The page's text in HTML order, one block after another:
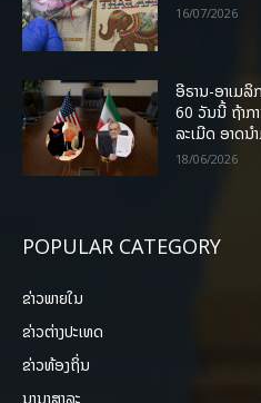
16/07/2026
ອີຣານ-ອາເມລິ
60 ວັນນີ້ ຖ້າກ
ລະເມີດ ອາດນໍ
18/06/2026
POPULAR CATEGORY
ຂ່າວພາຍ​ໃນ
ຂ່າວຕ່າງປະເທດ
ຂ່າວທ້ອງຖິ່ນ
ນານາສາລະ